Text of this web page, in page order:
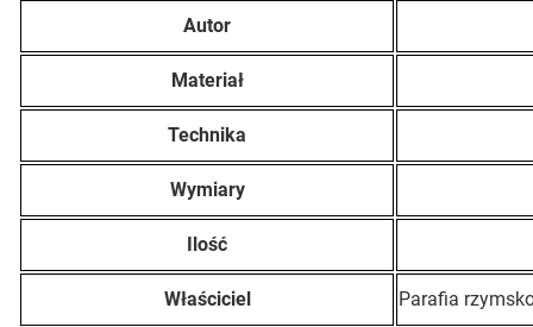
Autor
Materiał
Technika
Wymiary
Ilość
Właściciel
Parafia